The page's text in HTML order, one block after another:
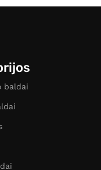
baldai